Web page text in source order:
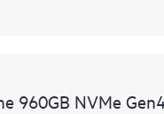
960GB NVMe